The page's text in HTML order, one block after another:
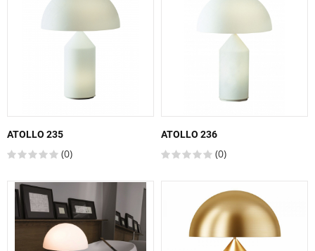
ATOLLO 235
(0)
ATOLLO 236
(0)